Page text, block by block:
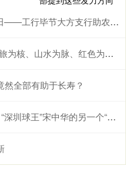
节大方支行助农企解困获赠锦旗
脉、红色为魂”的国际山地度假目的地
全部有助于长寿？
球王”宋中华的另一个“主场”